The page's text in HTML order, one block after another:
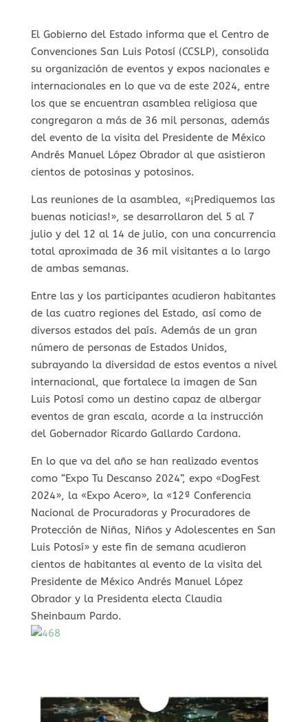
El Gobierno del Estado informa que el Centro de
Convenciones San Luis Potosí (CCSLP), consolida
su organización de eventos y expos nacionales e
internacionales en lo que va de este 2024, entre
los que se encuentran asamblea religiosa que
congregaron a más de 36 mil personas, además
del evento de la visita del Presidente de México
Andrés Manuel López Obrador al que asistieron
cientos de potosinas y potosinos.
Las reuniones de la asamblea, «¡Prediquemos las
buenas noticias!», se desarrollaron del 5 al 7
julio y del 12 al 14 de julio, con una concurrencia
total aproximada de 36 mil visitantes a lo largo
de ambas semanas.
Entre las y los participantes acudieron habitantes
de las cuatro regiones del Estado, así como de
diversos estados del país. Además de un gran
número de personas de Estados Unidos,
subrayando la diversidad de estos eventos a nivel
internacional, que fortalece la imagen de San
Luis Potosí como un destino capaz de albergar
eventos de gran escala, acorde a la instrucción
del Gobernador Ricardo Gallardo Cardona.
En lo que va del año se han realizado eventos
como “Expo Tu Descanso 2024”, expo «DogFest
2024», la «Expo Acero», la «12ª Conferencia
Nacional de Procuradoras y Procuradores de
Protección de Niñas, Niños y Adolescentes en San
Luis Potosí» y este fin de semana acudieron
cientos de habitantes al evento de la visita del
Presidente de México Andrés Manuel López
Obrador y la Presidenta electa Claudia
Sheinbaum Pardo.